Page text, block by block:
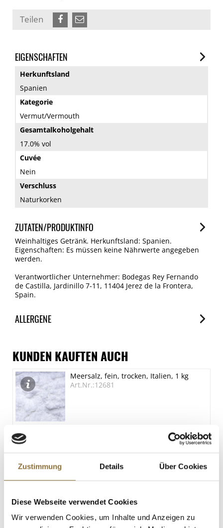
Zustimmung Details Über Cookies
Diese Webseite verwendet Cookies
Wir verwenden Cookies, um Inhalte und Anzeigen zu
Teilen
EIGENSCHAFTEN
Herkunftsland
Spanien
Kategorie
Vermut/Vermouth
Gesamtalkoholgehalt
17.0% vol
Cuvée
Nein
Verschluss
Naturkorken
ZUTATEN/PRODUKTINFO
Weinhaltiges Getränk. Herkunftsland: Spanien.
Eigenschaften: Es müssen keine Nährwerte angegeben
werden.
Verantwortlicher Unternehmer: Bodegas Rey Fernando
de Castilla, Jardinillo 7-11, 11404 Jerez de la Frontera,
Spain.
ALLERGENE
Spuren / Enthalten
SO2/Sulfite
Enthalten
KUNDEN KAUFTEN AUCH
Meersalz, fein, trocken, Italien, 1 kg
Art.Nr.:12681
Zartbitterschokolade, Callets, 54,5%